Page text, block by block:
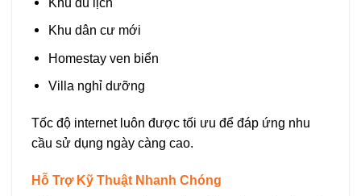
Khu dân cư mới
Homestay ven biển
Villa nghỉ dưỡng
Tốc độ internet luôn được tối ưu để đáp ứng nhu
cầu sử dụng ngày càng cao.
Hỗ Trợ Kỹ Thuật Nhanh Chóng